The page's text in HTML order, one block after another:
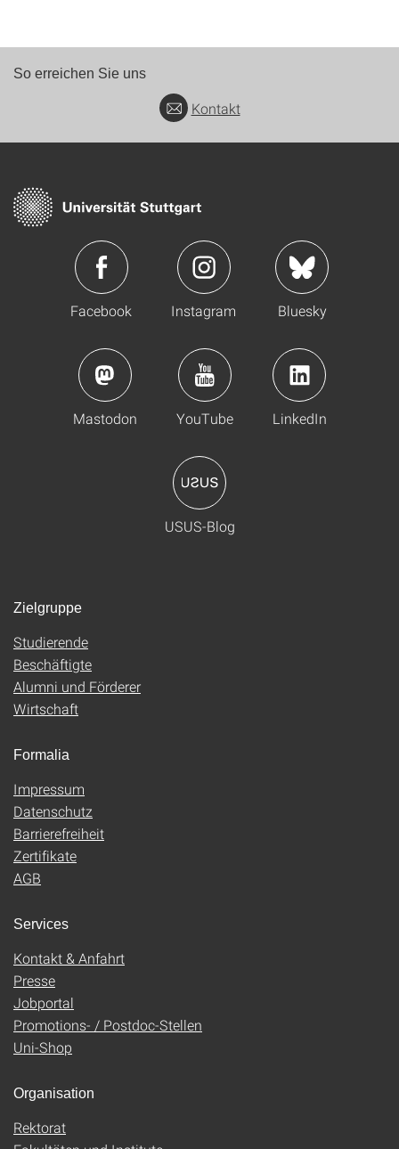
So erreichen Sie uns
Kontakt
Facebook Instagram Bluesky
Mastodon YouTube LinkedIn
USUS-Blog
Zielgruppe
Studierende
Beschäftigte
Alumni und Förderer
Wirtschaft
Formalia
Impressum
Datenschutz
Barrierefreiheit
Zertifikate
AGB
Services
Kontakt & Anfahrt
Presse
Jobportal
Promotions- / Postdoc-Stellen
Uni-Shop
Organisation
Rektorat